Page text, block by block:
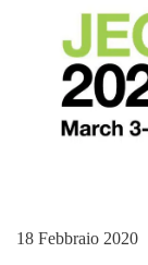
18 Febbraio 2020